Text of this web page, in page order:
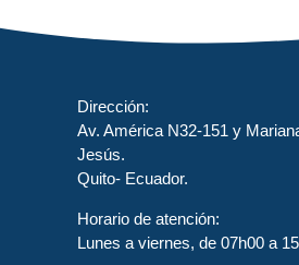
Dirección:
Av. América N32-151 y
Jesús.
Quito- Ecuador.
Horario de atención:
Lunes a viernes, de 07h00 a